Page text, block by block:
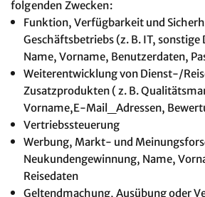
folgenden Zwecken:
Funktion, Verfügbarkeit und
Geschäftsbetriebs (z. B. IT,
Name, Vorname, Benutzerdaten,
Weiterentwicklung von Dienst-/
Zusatzprodukten ( z. B.
Vorname,E-Mail_Adressen,
Vertriebssteuerung
Werbung, Markt- und
Neukundengewinnung, Name,
Reisedaten
Geltendmachung, Ausübung oder